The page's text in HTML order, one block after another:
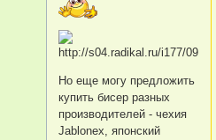
Но еще могу предложить
купить бисер разных
производителей - чехия
Jablonex, японский